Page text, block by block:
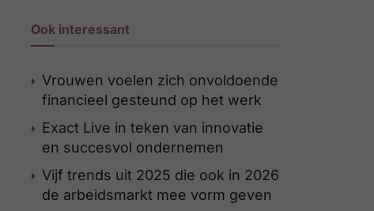
Ook interessant
Vrouwen voelen zich onvoldoende
financieel gesteund op het werk
Exact Live in teken van innovatie
en succesvol ondernemen
Vijf trends uit 2025 die ook in 2026
de arbeidsmarkt mee vorm geven